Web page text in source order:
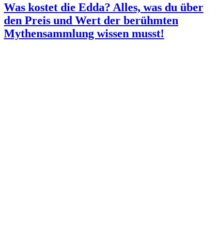
Was kostet die Edda? Alles, was du über
den Preis und Wert der berühmten
Mythensammlung wissen musst!